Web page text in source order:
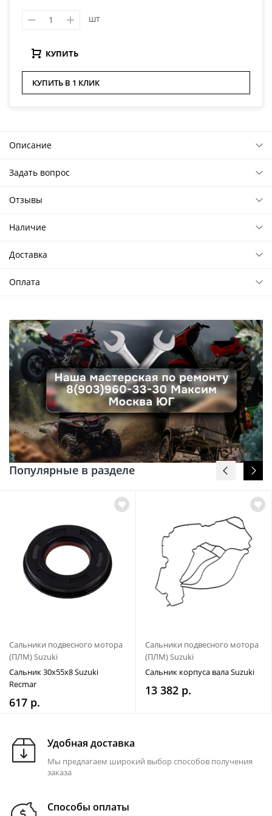
шт
КУПИТЬ
КУПИТЬ В 1 КЛИК
Описание
Задать вопрос
Отзывы
Наличие
Доставка
Оплата
Популярные в разделе
Сальники подвесного мотора
(ПЛМ) Suzuki
Сальник 30х55х8 Suzuki
Recmar
617 р.
Сальники подвесного мотора
(ПЛМ) Suzuki
Сальник корпуса вала Suzuki
13 382 р.
Удобная доставка
Мы предлагаем широкий выбор способов получения
заказа
Способы оплаты